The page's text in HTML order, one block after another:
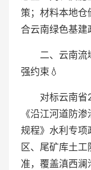
策；材料本地
合云南绿色基建
二、云南流
强约束💧
对标云南省
《沿江河道防
规程》水利专项
区、尾矿库土
准，覆盖滇西